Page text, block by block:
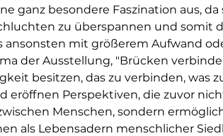
ganz besondere Faszination aus,
zu überspannen und somit
ansonsten mit größerem Aufwand
der Ausstellung, "Brücken
besitzen, das zu verbinden, was
eröffnen Perspektiven, die zuvor
Menschen, sondern
als Lebensadern menschlicher